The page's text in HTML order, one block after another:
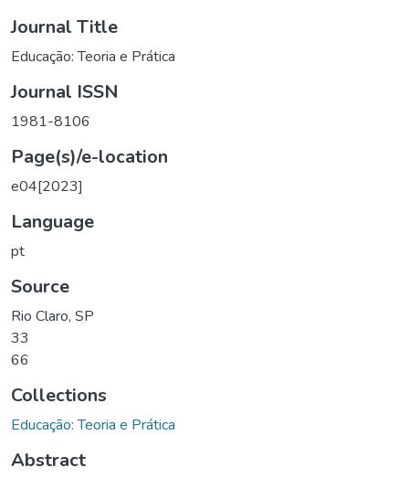
Journal Title
Educação: Teoria e Prática
Journal ISSN
1981-8106
Page(s)/e-location
e04[2023]
Language
pt
Source
Rio Claro, SP
33
66
Collections
Educação: Teoria e Prática
Abstract